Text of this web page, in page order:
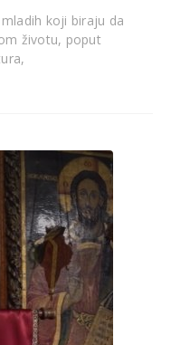
koji biraju da
životu, poput